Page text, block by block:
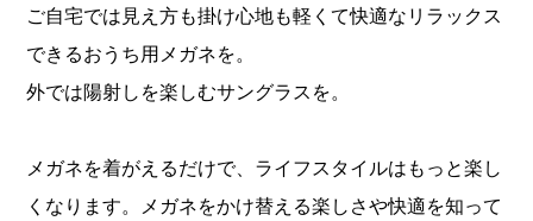
ご自宅では見え方も掛け心地も軽くて快適なリラックス
できるおうち用メガネを。
外では陽射しを楽しむサングラスを。
メガネを着がえるだけで、ライフスタイルはもっと楽し
くなります。メガネをかけ替える楽しさや快適を知って